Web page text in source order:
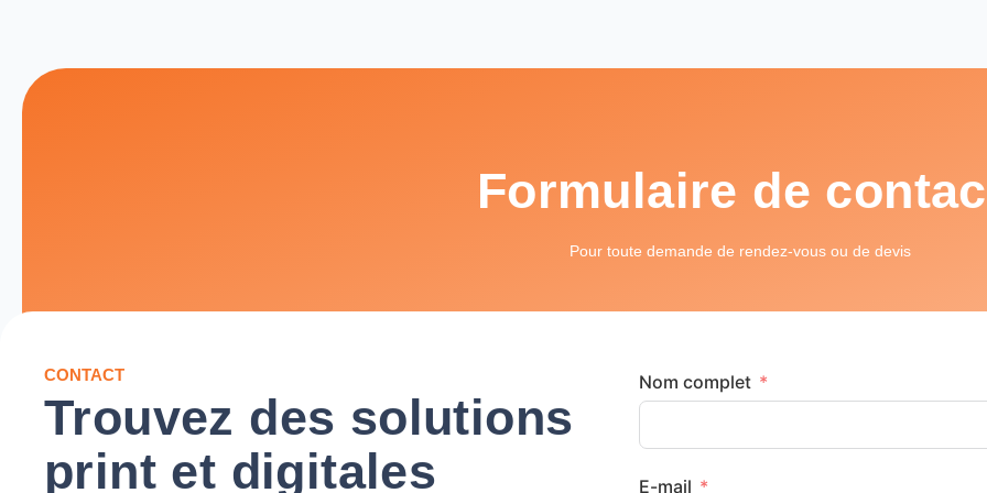
Formulaire de
Pour toute demande de rendez-vous ou de devis
CONTACT
Trouvez des solutions
print et digitales
Nom complet
E-mail